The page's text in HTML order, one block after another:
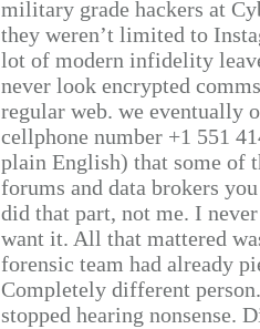
military grade hackers at
they weren’t limited to
lot of modern infidelity
never look encrypted
regular web. we eventually
cellphone number +1 551
plain English) that some of
forums and data brokers
did that part, not me. I
want it. All that mattered
forensic team had already
Completely different
stopped hearing nonsense.